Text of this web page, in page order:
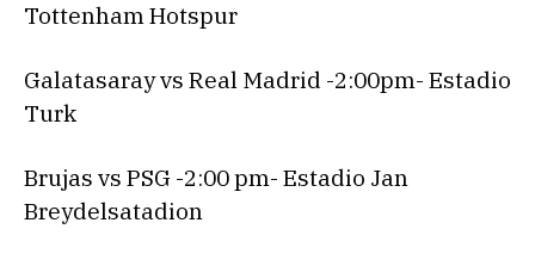
Tottenham Hotspur
Galatasaray vs Real Madrid -2:00pm- Estadio
Turk
Brujas vs PSG -2:00 pm- Estadio Jan
Breydelsatadion